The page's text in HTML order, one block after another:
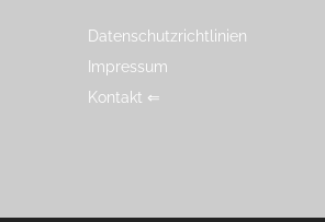
Datenschutzrichtlinien
Impressum
Kontakt ⇐